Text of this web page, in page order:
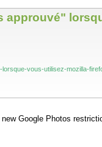
approuvé"
vous-utilisez-mozilla-
Google Photos